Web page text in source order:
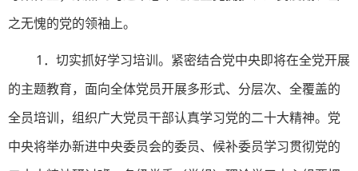
之无愧的党的领袖上。
1．切实抓好学习培训。紧密结合党中央即将在全党开展
的主题教育，面向全体党员开展多形式、分层次、全覆盖的
全员培训，组织广大党员干部认真学习党的二十大精神。党
中央将举办新进中央委员会的委员、候补委员学习贯彻党的